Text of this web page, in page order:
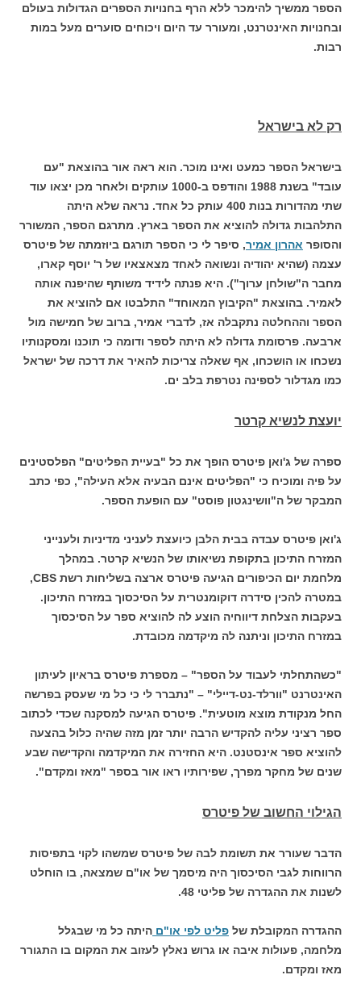
הספר ממשיך להימכר ללא הרף בחנויות הספרים הגדולות בעולם
ובחנויות האינטרנט, ומעורר עד היום ויכוחים סוערים מעל במות
רבות.
רק לא בישראל
בישראל הספר כמעט ואינו מוכר. הוא ראה אור בהוצאת "עם
עובד" בשנת 1988 והודפס ב-1000 עותקים ולאחר מכן יצאו עוד
שתי מהדורות בנות 400 עותק כל אחד. נראה שלא היתה
התלהבות גדולה להוציא את הספר בארץ. מתרגם הספר, המשורר
והסופר אהרון אמיר, סיפר לי כי הספר תורגם ביוזמתה של פיטרס
עצמה (שהיא יהודיה ונשואה לאחד מצאצאיו של ר' יוסף קארו,
מחבר ה"שולחן ערוך"). היא פנתה לידיד משותף שהיפנה אותה
לאמיר. בהוצאת "הקיבוץ המאוחד" התלבטו אם להוציא את
הספר וההחלטה נתקבלה אז, לדברי אמיר, ברוב של חמישה מול
ארבעה. פרסומת גדולה לא היתה לספר ודומה כי תוכנו ומסקנותיו
נשכחו או הושכחו, אף שאלה צריכות להאיר את דרכה של ישראל
כמו מגדלור לספינה נטרפת בלב ים.
יועצת לנשיא קרטר
ספרה של ג'ואן פיטרס הופך את כל "בעיית הפליטים" הפלסטינים
על פיה ומוכיח כי "הפליטים אינם הבעיה אלא העילה", כפי כתב
המבקר של ה"וושינגטון פוסט" עם הופעת הספר.
ג'ואן פיטרס עבדה בבית הלבן כיועצת לעניני מדיניות ולענייני
המזרח התיכון בתקופת נשיאותו של הנשיא קרטר. במהלך
מלחמת יום הכיפורים הגיעה פיטרס ארצה בשליחות רשת CBS,
במטרה להכין סידרה דוקומנטרית על הסיכסוך במזרח התיכון.
בעקבות הצלחת דיווחיה הוצע לה להוציא ספר על הסיכסוך
במזרח התיכון וניתנה לה מיקדמה מכובדת.
"כשהתחלתי לעבוד על הספר" – מספרת פיטרס בראיון לעיתון
האינטרנט "וורלד-נט-דיילי" – "נתברר לי כי כל מי שעסק בפרשה
החל מנקודת מוצא מוטעית". פיטרס הגיעה למסקנה שכדי לכתוב
ספר רציני עליה להקדיש הרבה יותר זמן מזה שהיה כלול בהצעה
להוציא ספר אינסטנט. היא החזירה את המיקדמה והקדישה שבע
שנים של מחקר מפרך, שפירותיו ראו אור בספר "מאז ומקדם".
הגילוי החשוב של פיטרס
הדבר שעורר את תשומת לבה של פיטרס שמשהו לקוי בתפיסות
הרווחות לגבי הסיכסוך היה מיסמך של או"ם שמצאה, בו הוחלט
לשנות את ההגדרה של פליטי 48.
ההגדרה המקובלת של פליט לפי או"ם היתה כל מי שבגלל
מלחמה, פעולות איבה או גרוש נאלץ לעזוב את המקום בו התגורר
מאז ומקדם.